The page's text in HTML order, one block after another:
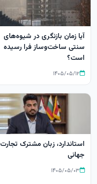
آیا زمان بازنگری در شیوه‌های
سنتی ساخت‌وساز فرا رسیده
است؟
۱۴۰۵/۰۵/۱۲
استاندارد، زبان مشترک تجارت
جهانی
۱۴۰۵/۰۵/۰۳